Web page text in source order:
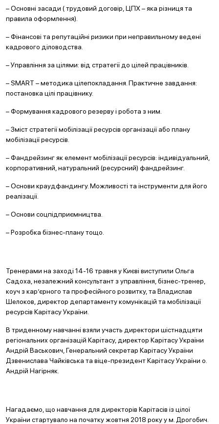
– Основні засади ( трудовий договір, ЦПХ – яка різниця та
правила оформлення).
– Фінансові та репутаційні ризики при неправильному ведені
кадрового діловодства.
– Управління за цілями: від стратегії до цілей працівників.
– SMART – методика цілепокладання. Практичне завдання:
постановка цілі працівнику.
– Формування кадрового резерву і робота з ним.
– Зміст стратегії мобілізації ресурсів організації або плану
мобілізації ресурсів.
– Фандрейзинг як елемент мобілізації ресурсів: індивідуальний,
корпоративний, натуральний (ресурсний) фандрейзинг.
– Основи краудфандингу. Можливості та інструменти для його
реалізації.
– Основи соцпідприємництва.
– Розробка бізнес-плану тощо.
Тренерами на заході 14-16 травня у Києві виступили Ольга
Садоха, незалежний консультант з управління, бізнес-тренер,
коуч з кар’єрного та професійного розвитку, та Владислав
Шелоков, директор департаменту комунікацій та мобілізації
ресурсів Карітасу України.
В триденному навчанні взяли участь директори шістнадцяти
регіональних організацій Карітасу, директор Карітасу України
Андрій Васькович, Генеральний секретар Карітасу України
Дзвенислава Чайківська та віце-президент Карітасу України о.
Андрій Нагірняк.
Нагадаємо, що навчання для директорів Карітасів із цілої
України стартувало на початку жовтня 2018 року у м. Дрогобич.